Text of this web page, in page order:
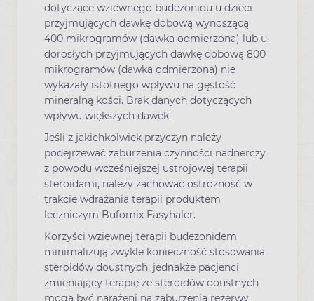
dotyczące wziewnego budezonidu u dzieci
przyjmujących dawkę dobową wynoszącą
400 mikrogramów (dawka odmierzona) lub u
dorosłych przyjmujących dawkę dobową 800
mikrogramów (dawka odmierzona) nie
wykazały istotnego wpływu na gęstość
mineralną kości. Brak danych dotyczących
wpływu większych dawek.
Jeśli z jakichkolwiek przyczyn należy
podejrzewać zaburzenia czynności nadnerczy
z powodu wcześniejszej ustrojowej terapii
steroidami, należy zachować ostrożność w
trakcie wdrażania terapii produktem
leczniczym Bufomix Easyhaler.
Korzyści wziewnej terapii budezonidem
minimalizują zwykle konieczność stosowania
steroidów doustnych, jednakże pacjenci
zmieniający terapię ze steroidów doustnych
mogą być narażeni na zaburzenia rezerwy